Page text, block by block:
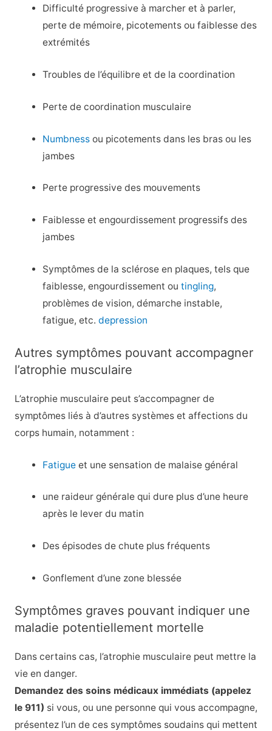
Difficulté progressive à marcher et à parler,
perte de mémoire, picotements ou faiblesse des
extrémités
Troubles de l’équilibre et de la coordination
Perte de coordination musculaire
Numbness ou picotements dans les bras ou les
jambes
Perte progressive des mouvements
Faiblesse et engourdissement progressifs des
jambes
Symptômes de la sclérose en plaques, tels que
faiblesse, engourdissement outingling,
problèmes de vision, démarche instable,
fatigue, etc.depression
Autres symptômes pouvant accompagner
l’atrophie musculaire
L’atrophie musculaire peut s’accompagner de
symptômes liés à d’autres systèmes et affections du
corps humain, notamment :
Fatigue et une sensation de malaise général
une raideur générale qui dure plus d’une heure
après le lever du matin
Des épisodes de chute plus fréquents
Gonflement d’une zone blessée
Symptômes graves pouvant indiquer une
maladie potentiellement mortelle
Dans certains cas, l’atrophie musculaire peut mettre la
vie en danger.
Demandez des soins médicaux immédiats (appelez
le 911) si vous, ou une personne qui vous accompagne,
présentez l’un de ces symptômes soudains qui mettent